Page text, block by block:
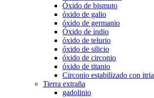
Óxido de bismuto
óxido de galio
óxido de germanio
Óxido de indio
óxido de telurio
óxido de silicio
óxido de circonio
óxido de titanio
Circonio estabilizado con itria
Tierra extraña
gadolinio